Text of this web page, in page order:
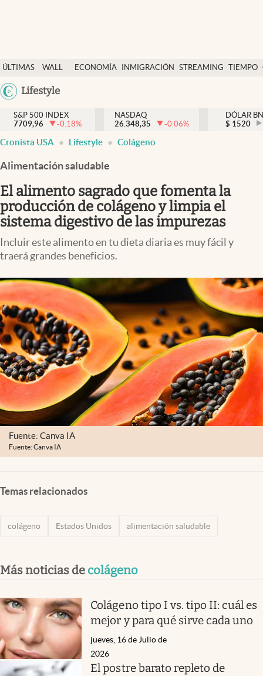
ÚLTIMAS
NOTICIAS
WALL
Y
DÓLAR
ECONOMÍA INMIGRACIÓN STREAMING TIEMPO
México
Lifestyle
Finanzas y economía
Wall Street y dólar
Inmigración
Espiritual
Streaming
PC y mobile
USA
S&P 500 INDEX
7709,96
-0.18%
NASDAQ
26.348,35
-0.06%
DÓLAR
$ 1520
Cronista USA Lifestyle Colágeno
Alimentación saludable
El alimento sagrado que fomenta la
producción de colágeno y limpia el
sistema digestivo de las impurezas
Incluir este alimento en tu dieta diaria es muy fácil y
traerá grandes beneficios.
Fuente: Canva IA
Fuente: Canva IA
Temas relacionados
colágeno Estados Unidos alimentación saludable
Más noticias de colágeno
Colágeno tipo I vs. tipo II: cuál es
mejor y para qué sirve cada uno
jueves, 16 de Julio de
2026
El postre barato repleto de